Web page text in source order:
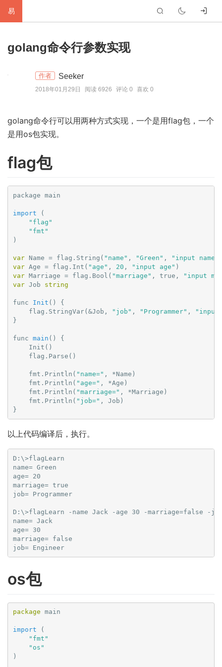
易
建
硬
友
golang命令行参数实现
作者 Seeker
2018年01月29日 阅读 6926 评论 0 喜欢 0
golang命令行可以用两种方式实现，一个是用flag包，一个
是用os包实现。
flag包
package main
import (
"flag"
"fmt"
)
var Name = flag.String( "name" , "Green" ,
"input name"
var Age = flag.Int( "age" , 20 , "input age"
var Marriage = flag.Bool( "marriage" , true ,
"input
var Job string
func Init ( ) {
    flag.StringVar(&Job,
"job" , "Programmer" ,
"input
}
func main ( ) {
    Init()
    flag.Parse()
    fmt.Println(
"name=" , *Name)
    fmt.Println(
"age=" , *Age)
    fmt.Println(
"marriage=" , *Marriage)
    fmt.Println(
"job=" , Job)
以上代码编译后，执行。
D:\>flagLearn
name= Green
age= 20
marriage= true
job= Programmer
D:\>flagLearn -name Jack -age 30 -marriage=false -
name= Jack
age= 30
marriage= false
job= Engineer
os包
package main
import
(
"fmt"
"os"
)